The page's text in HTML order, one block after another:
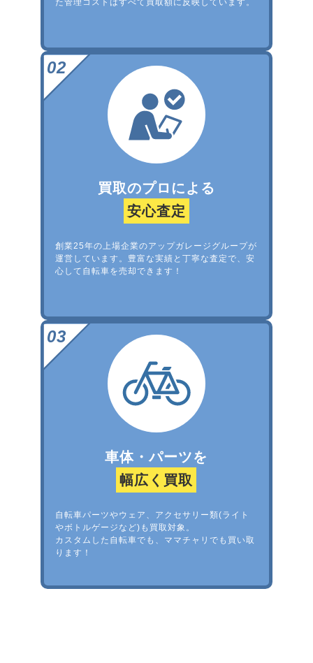
た管理コストはすべて買取額に反映しています。
買取のプロによる
安心査定
創業25年の上場企業のアップガレージグループが
運営しています。豊富な実績と丁寧な査定で、安
心して自転車を売却できます！
車体・パーツを
幅広く買取
自転車パーツやウェア、アクセサリー類(ライト
やボトルゲージなど)も買取対象。
カスタムした自転車でも、ママチャリでも買い取
ります！